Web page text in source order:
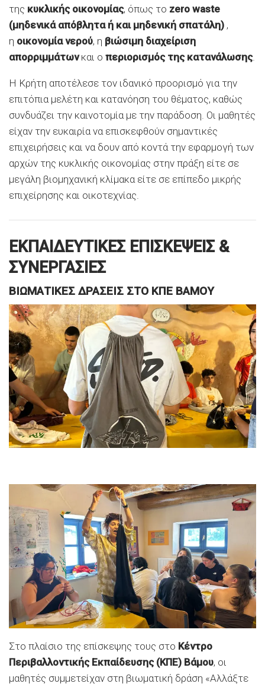
της κυκλικής οικονομίας, όπως το zero waste
(μηδενικά απόβλητα ή και μηδενική σπατάλη) ,
η οικονομία νερού, η βιώσιμη διαχείριση
απορριμμάτωνκαι ο περιορισμός της κατανάλωσης.
Η Κρήτη αποτέλεσε τον ιδανικό προορισμό για την
επιτόπια μελέτη και κατανόηση του θέματος, καθώς
συνδυάζει την καινοτομία με την παράδοση. Οι μαθητές
είχαν την ευκαιρία να επισκεφθούν σημαντικές
επιχειρήσεις και να δουν από κοντά την εφαρμογή των
αρχών της κυκλικής οικονομίας στην πράξη είτε σε
μεγάλη βιομηχανική κλίμακα είτε σε επίπεδο μικρής
επιχείρησης και οικοτεχνίας.
ΕΚΠΑΙΔΕΥΤΙΚΕΣ ΕΠΙΣΚΕΨΕΙΣ &
ΣΥΝΕΡΓΑΣΙΕΣ
ΒΙΩΜΑΤΙΚΕΣ ΔΡΑΣΕΙΣ ΣΤΟ ΚΠΕ ΒΑΜΟΥ
Στο πλαίσιο της επίσκεψης τους στο Κέντρο
Περιβαλλοντικής Εκπαίδευσης (ΚΠΕ) Βάμου, οι
μαθητές συμμετείχαν στη βιωματική δράση «Αλλάξτε